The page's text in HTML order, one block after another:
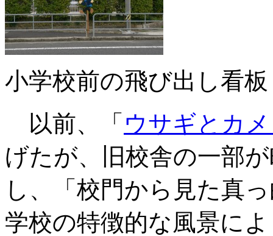
小学校前の飛び出し看板
以前、「 ウサギとカ
げたが、旧校舎の一部
し、「校門から見た真
学校の特徴的な風景に